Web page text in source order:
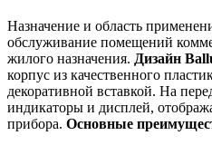
Назначение и область
обслуживание помещений
жилого назначения. Дизайн
корпус из качественного
декоративной вставкой. На
индикаторы и дисплей,
прибора. Основные